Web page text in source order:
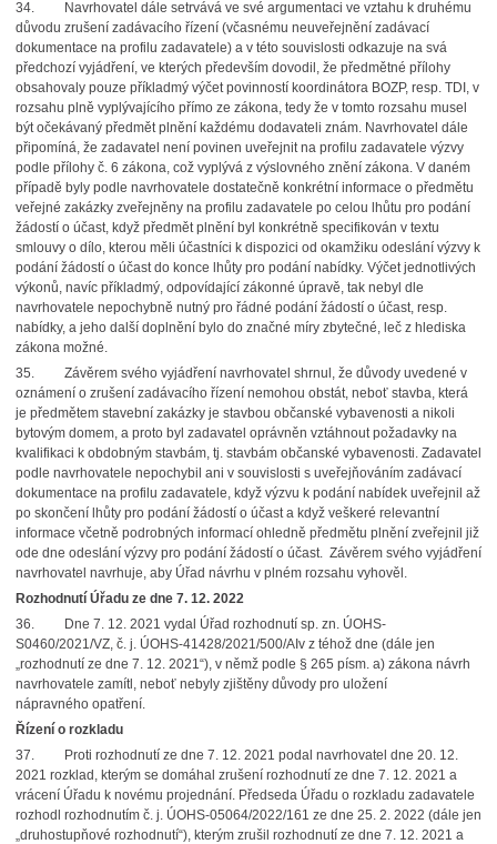
34. Navrhovatel dále setrvává ve své argumentaci ve vztahu k druhému
důvodu zrušení zadávacího řízení (včasnému neuveřejnění zadávací
dokumentace na profilu zadavatele) a v této souvislosti odkazuje na svá
předchozí vyjádření, ve kterých především dovodil, že předmětné přílohy
obsahovaly pouze příkladmý výčet povinností koordinátora BOZP, resp. TDI, v
rozsahu plně vyplývajícího přímo ze zákona, tedy že v tomto rozsahu musel
být očekávaný předmět plnění každému dodavateli znám. Navrhovatel dále
připomíná, že zadavatel není povinen uveřejnit na profilu zadavatele výzvy
podle přílohy č. 6 zákona, což vyplývá z výslovného znění zákona. V daném
případě byly podle navrhovatele dostatečně konkrétní informace o předmětu
veřejné zakázky zveřejněny na profilu zadavatele po celou lhůtu pro podání
žádostí o účast, když předmět plnění byl konkrétně specifikován v textu
smlouvy o dílo, kterou měli účastníci k dispozici od okamžiku odeslání výzvy k
podání žádostí o účast do konce lhůty pro podání nabídky. Výčet jednotlivých
výkonů, navíc příkladmý, odpovídající zákonné úpravě, tak nebyl dle
navrhovatele nepochybně nutný pro řádné podání žádostí o účast, resp.
nabídky, a jeho další doplnění bylo do značné míry zbytečné, leč z hlediska
zákona možné.
35. Závěrem svého vyjádření navrhovatel shrnul, že důvody uvedené v
oznámení o zrušení zadávacího řízení nemohou obstát, neboť stavba, která
je předmětem stavební zakázky je stavbou občanské vybavenosti a nikoli
bytovým domem, a proto byl zadavatel oprávněn vztáhnout požadavky na
kvalifikaci k obdobným stavbám, tj. stavbám občanské vybavenosti. Zadavatel
podle navrhovatele nepochybil ani v souvislosti s uveřejňováním zadávací
dokumentace na profilu zadavatele, když výzvu k podání nabídek uveřejnil až
po skončení lhůty pro podání žádostí o účast a když veškeré relevantní
informace včetně podrobných informací ohledně předmětu plnění zveřejnil již
ode dne odeslání výzvy pro podání žádostí o účast. Závěrem svého vyjádření
navrhovatel navrhuje, aby Úřad návrhu v plném rozsahu vyhověl.
Rozhodnutí Úřadu ze dne 7. 12. 2022
36. Dne 7. 12. 2021 vydal Úřad rozhodnutí sp. zn. ÚOHS-
S0460/2021/VZ, č. j. ÚOHS-41428/2021/500/AIv z téhož dne (dále jen
„rozhodnutí ze dne 7. 12. 2021“), v němž podle § 265 písm. a) zákona návrh
navrhovatele zamítl, neboť nebyly zjištěny důvody pro uložení
nápravného opatření.
Řízení o rozkladu
37. Proti rozhodnutí ze dne 7. 12. 2021 podal navrhovatel dne 20. 12.
2021 rozklad, kterým se domáhal zrušení rozhodnutí ze dne 7. 12. 2021 a
vrácení Úřadu k novému projednání. Předseda Úřadu o rozkladu zadavatele
rozhodl rozhodnutím č. j. ÚOHS-05064/2022/161 ze dne 25. 2. 2022 (dále jen
„druhostupňové rozhodnutí“), kterým zrušil rozhodnutí ze dne 7. 12. 2021 a